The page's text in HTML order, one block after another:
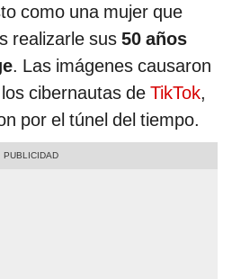
como una mujer que
realizarle sus 50 años
. Las imágenes causaron
cibernautas de TikTok,
por el túnel del tiempo.